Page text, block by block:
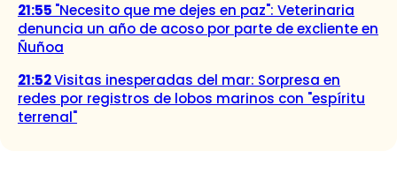
21:55 "Necesito que me dejes en paz": Veterinaria
denuncia un año de acoso por parte de excliente en
Ñuñoa
21:52Visitas inesperadas del mar: Sorpresa en
redes por registros de lobos marinos con "espíritu
terrenal"